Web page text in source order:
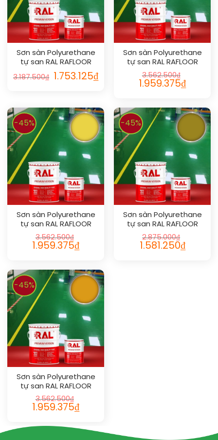
Sơn sàn Polyurethane
tự san RAL RAFLOOR
SHIELD SL 1012
3.187.500₫ 1.753.125₫
Sơn sàn Polyurethane
tự san RAL RAFLOOR
SHIELD SL 1033
3.562.500₫
1.959.375₫
-45%
Sơn sàn Polyurethane
tự san RAL RAFLOOR
SHIELD SL 1018
3.562.500₫
1.959.375₫
-45%
Sơn sàn Polyurethane
tự san RAL RAFLOOR
SHIELD SL 1027
2.875.000₫
1.581.250₫
-45%
Sơn sàn Polyurethane
tự san RAL RAFLOOR
SHIELD SL 1037
3.562.500₫
1.959.375₫